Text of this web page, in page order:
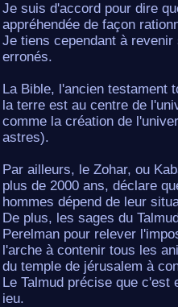
Je suis d'accord pour dire
appréhendée de façon
Je tiens cependant à
erronés.
La Bible, l'ancien testament
la terre est au centre de
comme la création de
astres).
Par ailleurs, le Zohar, ou
plus de 2000 ans, déclare
hommes dépend de leur
De plus, les sages du
Perelman pour relever
l'arche à contenir tous les
du temple de jérusalem à
Le Talmud précise que
ieu.